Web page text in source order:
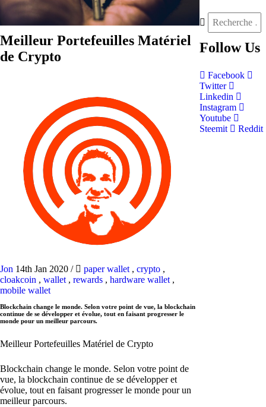
Meilleur Portefeuilles Matériel
de Crypto
Jon 14th Jan 2020 / paper wallet , crypto ,
cloakcoin , wallet , rewards , hardware wallet ,
mobile wallet
Blockchain change le monde. Selon votre point de vue, la blockchain
continue de se développer et évolue, tout en faisant progresser le
monde pour un meilleur parcours.
Meilleur Portefeuilles Matériel de Crypto
Blockchain change le monde. Selon votre point de
vue, la blockchain continue de se développer et
évolue, tout en faisant progresser le monde pour un
meilleur parcours.
Follow Us
Facebook
Twitter
Linkedin
Instagram
Youtube
Steemit
Reddit